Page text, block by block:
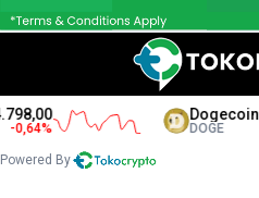
DogecoinIDR
DOGE
Powered By